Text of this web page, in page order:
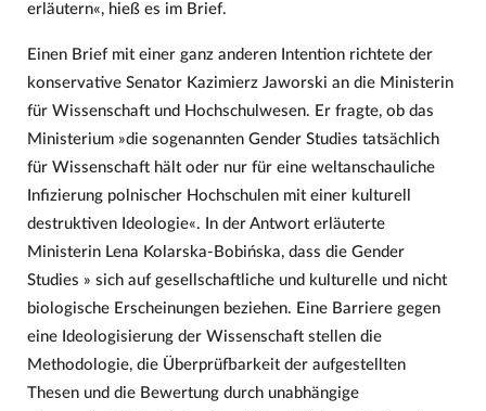
erläutern«, hieß es im Brief.
Einen Brief mit einer ganz anderen Intention richtete der
konservative Senator Kazimierz Jaworski an die Ministerin
für Wissenschaft und Hochschulwesen. Er fragte, ob das
Ministerium »die sogenannten Gender Studies tatsächlich
für Wissenschaft hält oder nur für eine weltanschauliche
Infizierung polnischer Hochschulen mit einer kulturell
destruktiven Ideologie«. In der Antwort erläuterte
Ministerin Lena Kolarska-Bobińska, dass die Gender
Studies » sich auf gesellschaftliche und kulturelle und nicht
biologische Erscheinungen beziehen. Eine Barriere gegen
eine Ideologisierung der Wissenschaft stellen die
Methodologie, die Überprüfbarkeit der aufgestellten
Thesen und die Bewertung durch unabhängige